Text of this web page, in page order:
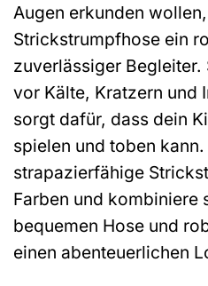
Augen erkunden
Strickstrumpfhose ein
zuverlässiger
vor Kälte, Kratzern und
sorgt dafür, dass dein
spielen und toben
strapazierfähige
Farben und kombiniere
bequemen Hose und
einen abenteuerlichen